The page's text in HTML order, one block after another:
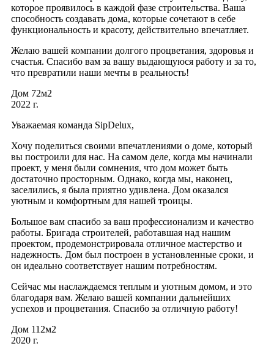
которое проявилось в каждой фазе строительства. Ваша
способность создавать дома, которые сочетают в себе
функциональность и красоту, действительно впечатляет.
Желаю вашей компании долгого процветания, здоровья и
счастья. Спасибо вам за вашу выдающуюся работу и за то,
что превратили наши мечты в реальность!
Дом 72м2
2022 г.
Уважаемая команда SipDelux,
Хочу поделиться своими впечатлениями о доме, который
вы построили для нас. На самом деле, когда мы начинали
проект, у меня были сомнения, что дом может быть
достаточно просторным. Однако, когда мы, наконец,
заселились, я была приятно удивлена. Дом оказался
уютным и комфортным для нашей троицы.
Большое вам спасибо за ваш профессионализм и качество
работы. Бригада строителей, работавшая над нашим
проектом, продемонстрировала отличное мастерство и
надежность. Дом был построен в установленные сроки, и
он идеально соответствует нашим потребностям.
Сейчас мы наслаждаемся теплым и уютным домом, и это
благодаря вам. Желаю вашей компании дальнейших
успехов и процветания. Спасибо за отличную работу!
Дом 112м2
2020 г.